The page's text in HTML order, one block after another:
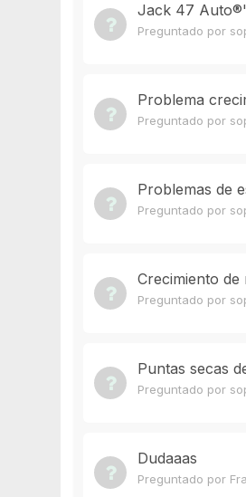
Jack 47
Preguntado por
Problema
Preguntado por
Problemas de
Preguntado por
Crecimiento
Preguntado por
Puntas secas
Preguntado por
Dudaaas
Preguntado por